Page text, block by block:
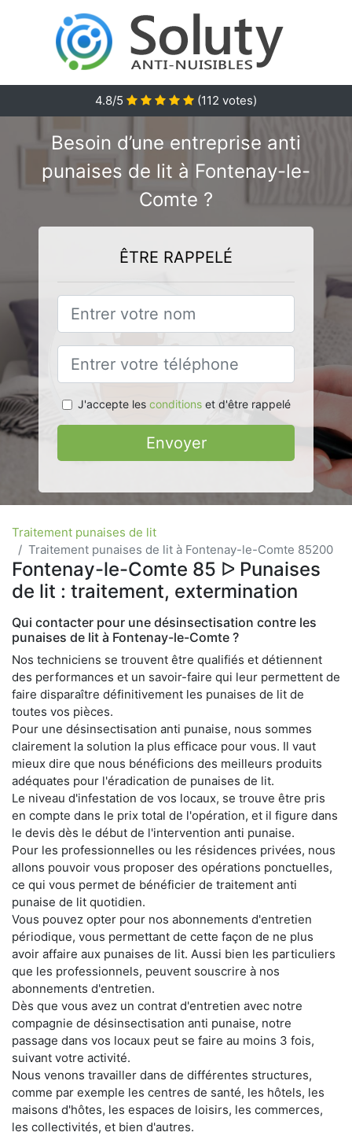
4.8/5 (112 votes)
Besoin d’une entreprise anti
punaises de lit à Fontenay-le-
Comte ?
ÊTRE RAPPELÉ
J'accepte les conditionset d'être rappelé
Envoyer
Traitement punaises de lit
Traitement punaises de lit à Fontenay-le-Comte 85200
Fontenay-le-Comte 85 ᐅ Punaises
de lit : traitement, extermination
Qui contacter pour une désinsectisation contre les
punaises de lit à Fontenay-le-Comte ?
Nos techniciens se trouvent être qualifiés et détiennent
des performances et un savoir-faire qui leur permettent de
faire disparaître définitivement les punaises de lit de
toutes vos pièces.
Pour une désinsectisation anti punaise, nous sommes
clairement la solution la plus efficace pour vous. Il vaut
mieux dire que nous bénéficions des meilleurs produits
adéquates pour l'éradication de punaises de lit.
Le niveau d'infestation de vos locaux, se trouve être pris
en compte dans le prix total de l'opération, et il figure dans
le devis dès le début de l'intervention anti punaise.
Pour les professionnelles ou les résidences privées, nous
allons pouvoir vous proposer des opérations ponctuelles,
ce qui vous permet de bénéficier de traitement anti
punaise de lit quotidien.
Vous pouvez opter pour nos abonnements d'entretien
périodique, vous permettant de cette façon de ne plus
avoir affaire aux punaises de lit. Aussi bien les particuliers
que les professionnels, peuvent souscrire à nos
abonnements d'entretien.
Dès que vous avez un contrat d'entretien avec notre
compagnie de désinsectisation anti punaise, notre
passage dans vos locaux peut se faire au moins 3 fois,
suivant votre activité.
Nous venons travailler dans de différentes structures,
comme par exemple les centres de santé, les hôtels, les
maisons d'hôtes, les espaces de loisirs, les commerces,
les collectivités, et bien d'autres.